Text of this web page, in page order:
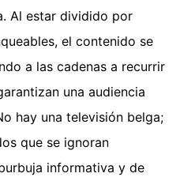
Al estar dividido por
el contenido se
a las cadenas a recurrir
una audiencia
hay una televisión belga;
que se ignoran
informativa y de